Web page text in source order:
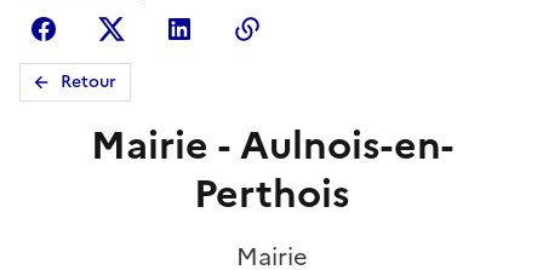
FacebookX (anciennement Twitter)
Linkedin
Retour
Mairie - Aulnois-en-
Perthois
Mairie